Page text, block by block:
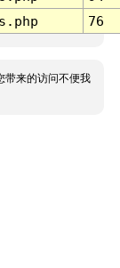
76
带来的访问不便我